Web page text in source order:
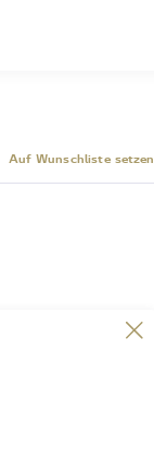
Auf Wunschliste setzen